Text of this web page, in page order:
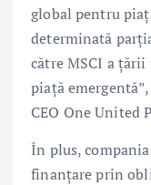
global pentru
determinată
către MSCI a
piață
CEO One United
În plus,
finanțare prin